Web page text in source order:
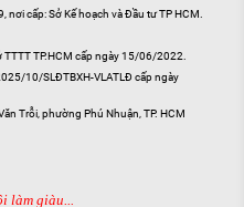
cấp: Sở Kế hoạch và Đầu tư TP HCM.
TP.HCM cấp ngày 15/06/2022.
10/SLĐTBXH-VLATLĐ cấp ngày
Trỗi, phường Phú Nhuận, TP. HCM
làm giàu...